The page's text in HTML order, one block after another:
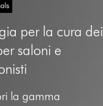
per la cura dei
saloni e
la gamma